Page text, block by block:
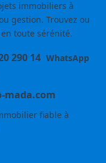
immobiliers à
gestion. Trouvez ou
toute sérénité.
290 14 WhatsApp
mada.com
fiable à